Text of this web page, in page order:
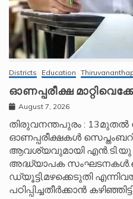
Districts Education
ഓണപ്പരീക്ഷ
August 7, 2026
തിരുവനന്തപുരം : 13മുതൽ
ഓണപ്പരീക്ഷകൾ
ആവശ്യവുമായി എൻ.ടി.യു
അദ്ധ്യാപക
ഡ്യൂട്ടി,മഴക്കെടുതി
പഠിപ്പിച്ചതീർക്കാൻ